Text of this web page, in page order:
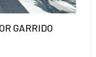
GARRIDO